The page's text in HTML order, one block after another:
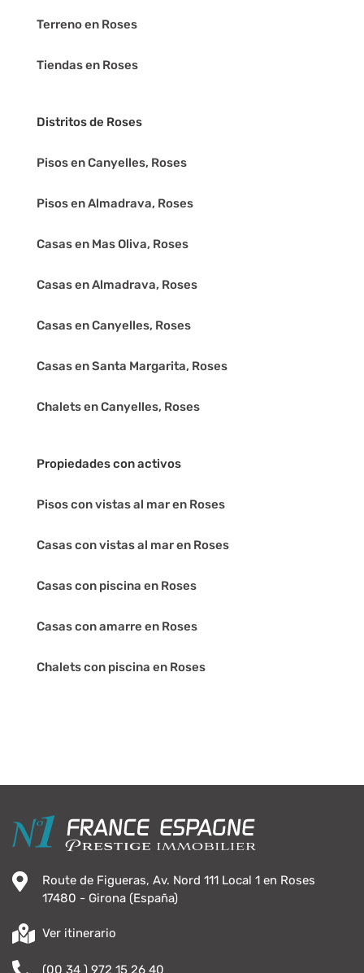
Terreno en Roses
Tiendas en Roses
Distritos de Roses
Pisos en Canyelles, Roses
Pisos en Almadrava, Roses
Casas en Mas Oliva, Roses
Casas en Almadrava, Roses
Casas en Canyelles, Roses
Casas en Santa Margarita, Roses
Chalets en Canyelles, Roses
Propiedades con activos
Pisos con vistas al mar en Roses
Casas con vistas al mar en Roses
Casas con piscina en Roses
Casas con amarre en Roses
Chalets con piscina en Roses
Route de Figueras, Av. Nord 111 Local 1 en Roses
17480 - Girona (España)
Ver itinerario
(00 34 ) 972 15 26 40